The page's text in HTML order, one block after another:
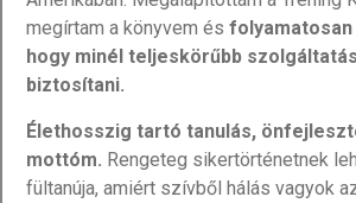
megírtam a könyvem és
hogy minél teljeskörűbb
biztosítani.
Élethosszig tartó tanulás,
mottóm. Rengeteg sikertörténetnek
fültanúja, amiért szívből hálás vagyok